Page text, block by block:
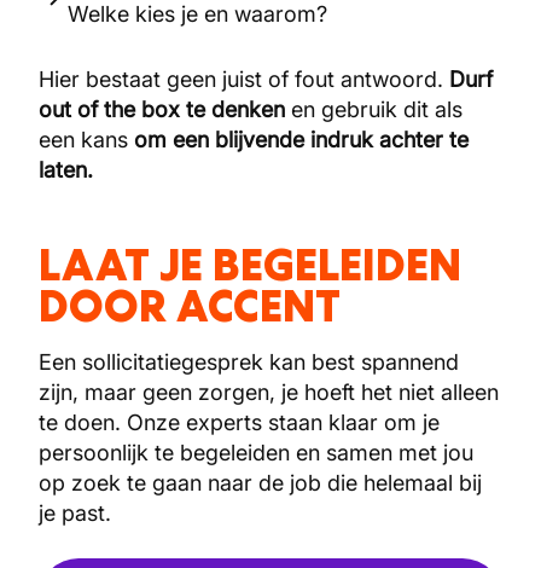
Welke kies je en waarom?
Hier bestaat geen juist of fout antwoord. Durf
out of the box te denken en gebruik dit als
een kans om een blijvende indruk achter te
laten.
LAAT JE BEGELEIDEN
DOOR ACCENT
Een sollicitatiegesprek kan best spannend
zijn, maar geen zorgen, je hoeft het niet alleen
te doen. Onze experts staan klaar om je
persoonlijk te begeleiden en samen met jou
op zoek te gaan naar de job die helemaal bij
je past.